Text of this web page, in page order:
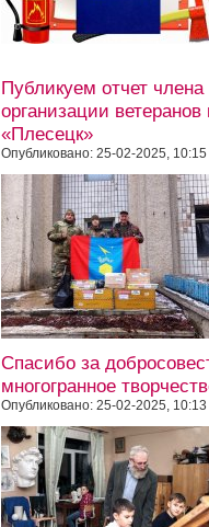
Публикуем отчет
организации
«Плесецк»
Опубликовано: 25-02-2025, 10:15
Спасибо за
многогранное
Опубликовано: 25-02-2025, 10:13